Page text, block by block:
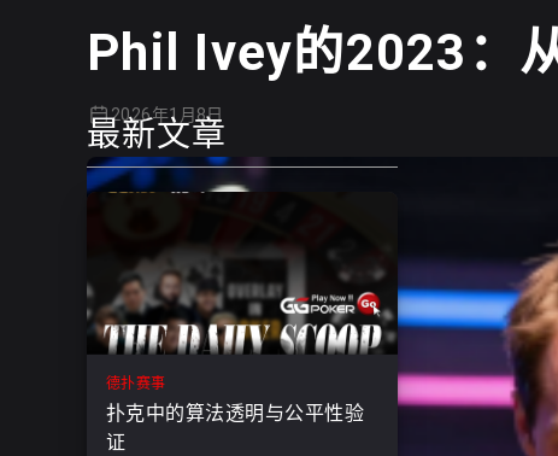
Phil Ivey的2023：
2026年1月8日
最新文章
德扑赛事
扑克中的算法透明与公平性验
证